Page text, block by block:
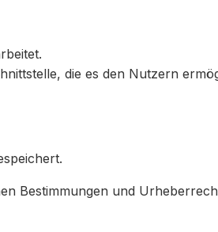
die es den Nutzern
Bestimmungen und